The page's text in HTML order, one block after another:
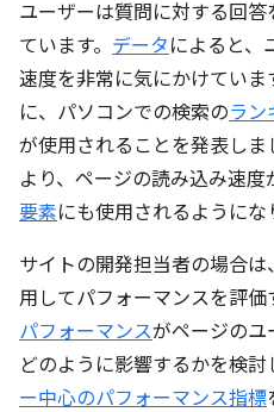
ユーザーは質問に対する回
ています。 データ によると、
速度を非常に気にかけていま
に、パソコンでの検索のラン
が使用されることを発表しま
より、ページの読み込み速度
要素にも使用されるようにな
サイトの開発担当者の場合
用してパフォーマンスを評価
パフォーマンスがページのユ
どのように影響するかを検
ー中心のパフォーマンス指標